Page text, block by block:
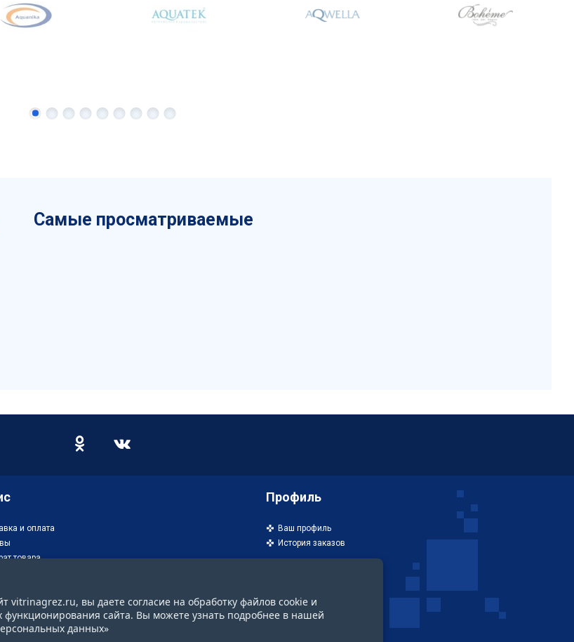
Самые просматриваемые
и оплата
товара
Профиль
Ваш профиль
История заказов
vitrinagrez.ru, вы даете согласие на обработку файлов cookie и
функционирования сайта. Вы можете узнать подробнее в нашей
данных»